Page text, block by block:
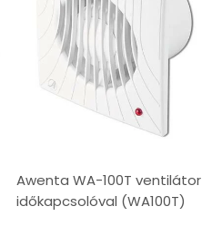
Awenta WA-100T ventilátor
időkapcsolóval (WA100T)